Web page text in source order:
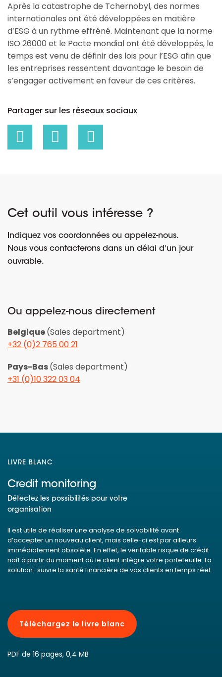
Après la catastrophe de Tchernobyl, des normes
internationales ont été développées en matière
d’ESG à un rythme effréné. Maintenant que la norme
ISO 26000 et le Pacte mondial ont été développés, le
temps est venu de définir des lois pour l’ESG afin que
les entreprises ressentent davantage le besoin de
s’engager activement en faveur de ces critères.
Partager sur les réseaux sociaux
Cet outil vous intéresse ?
Indiquez vos coordonnées ou appelez-nous.
Nous vous contacterons dans un délai d'un jour
ouvrable.
Ou appelez-nous directement
Belgique(Sales department)
+32 (0)2 765 00 21
Pays-Bas(Sales department)
+31 (0)10 322 03 04
LIVRE BLANC
Credit monitoring
Détectez les possibilités pour votre
organisation
Il est utile de réaliser une analyse de solvabilité avant
d’accepter un nouveau client, mais celle-ci est par ailleurs
immédiatement obsolète. En effet, le véritable risque de crédit
naît à partir du moment où le client intègre votre portefeuille. La
solution : suivre la santé financière de vos clients en temps réel.
Téléchargez le livre blanc
PDF de 16 pages, 0,4 MB